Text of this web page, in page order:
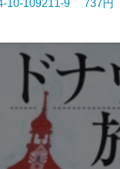
10-109211-9 737円